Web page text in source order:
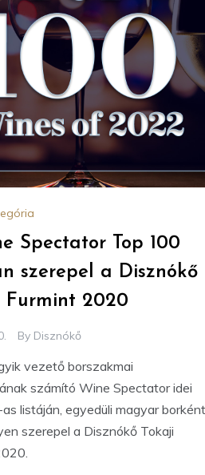
Spectator Top 100
szerepel a Disznókő
Furmint 2020
By Disznókő
vezető borszakmai
számító Wine Spectator idei
listáján, egyedüli magyar borként,
szerepel a Disznókő Tokaji